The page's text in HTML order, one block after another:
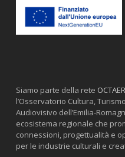
Siamo parte della rete OCTAER
l’Osservatorio Cultura,
Audiovisivo dell’Emilia-
ecosistema regionale che
connessioni, progettualità e
per le industrie culturali e